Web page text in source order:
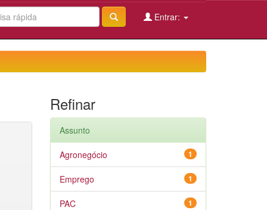
Entrar:
Refinar
Assunto
1
Agronegócio
1
Emprego
1
PAC